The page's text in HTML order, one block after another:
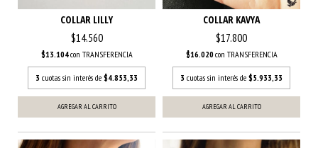
COLLAR LILLY
$14.560
$13.104con TRANSFERENCIA
3 cuotas sin interés de $4.853,33
COLLAR KAVYA
$17.800
$16.020con TRANSFERENCIA
3 cuotas sin interés de $5.933,33